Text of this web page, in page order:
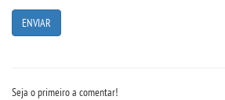
Seja o primeiro a comentar!